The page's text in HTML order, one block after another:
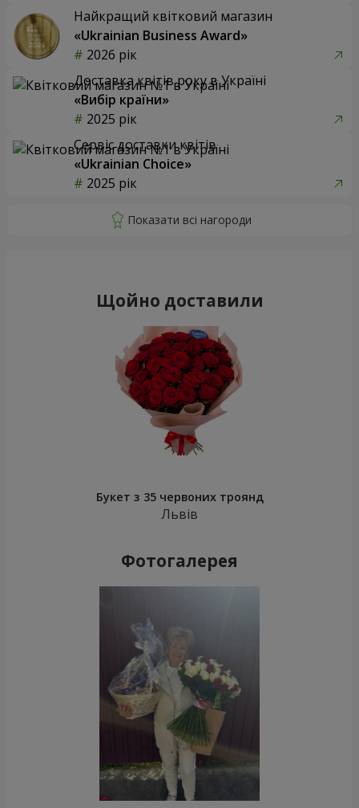
Найкращий квітковий магазин
«Ukrainian Business Award»
2026 рік
Доставка квітів року в Україні
«Вибір країни»
2025 рік
Сервіс доставки квітів
«Ukrainian Choice»
2025 рік
Щойно доставили
Букет з 35 червоних троянд
Львів
Фотогалерея